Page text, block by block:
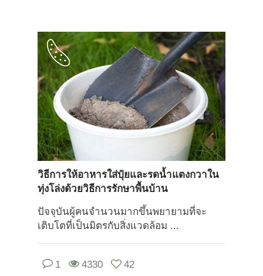
วิธีการให้อาหารใส่ปุ๋ยและรดน้ำแตงกวาใน
ทุ่งโล่งด้วยวิธีการรักษาพื้นบ้าน
ปัจจุบันผู้คนจำนวนมากขึ้นพยายามที่จะ
เติบโตที่เป็นมิตรกับสิ่งแวดล้อม ...
1 4330 42